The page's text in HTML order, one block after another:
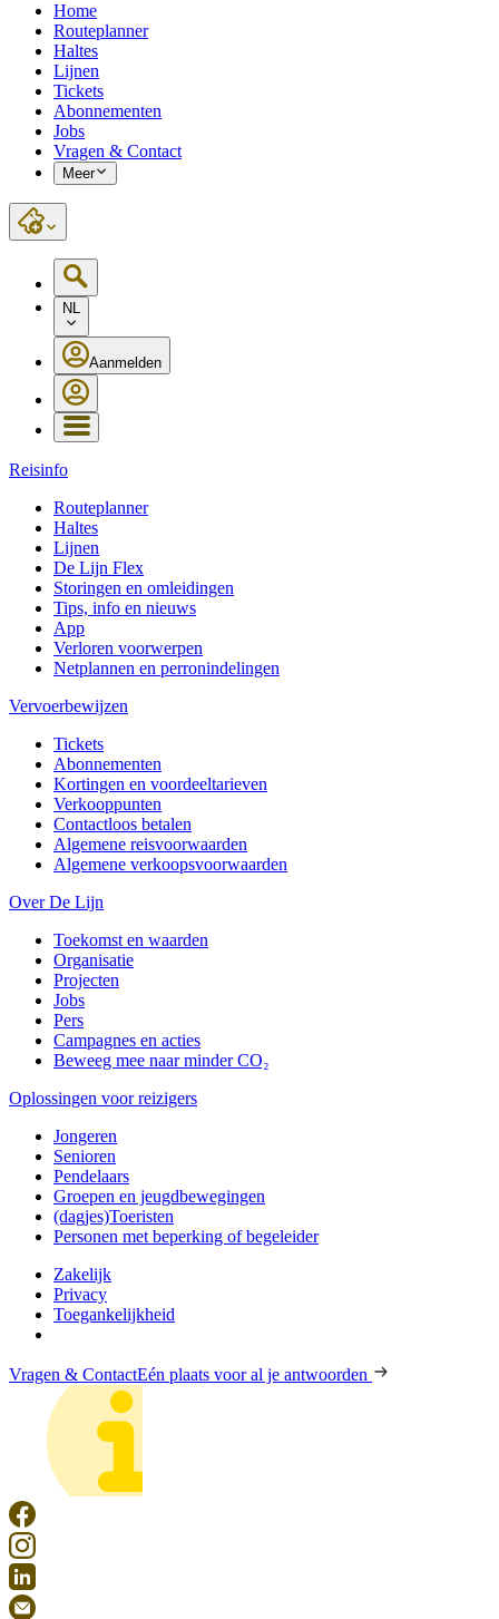
Home
Routeplanner
Haltes
Lijnen
Tickets
Abonnementen
Jobs
Vragen & Contact
Meer
NL
Aanmelden
Reisinfo
Routeplanner
Haltes
Lijnen
De Lijn Flex
Storingen en omleidingen
Tips, info en nieuws
App
Verloren voorwerpen
Netplannen en perronindelingen
Vervoerbewijzen
Tickets
Abonnementen
Kortingen en voordeeltarieven
Verkooppunten
Contactloos betalen
Algemene reisvoorwaarden
Algemene verkoopsvoorwaarden
Over De Lijn
Toekomst en waarden
Organisatie
Projecten
Jobs
Pers
Campagnes en acties
Beweeg mee naar minder CO₂
Oplossingen voor reizigers
Jongeren
Senioren
Pendelaars
Groepen en jeugdbewegingen
(dagjes)Toeristen
Personen met beperking of begeleider
Zakelijk
Privacy
Toegankelijkheid
Vragen & ContactEén plaats voor al je antwoorden